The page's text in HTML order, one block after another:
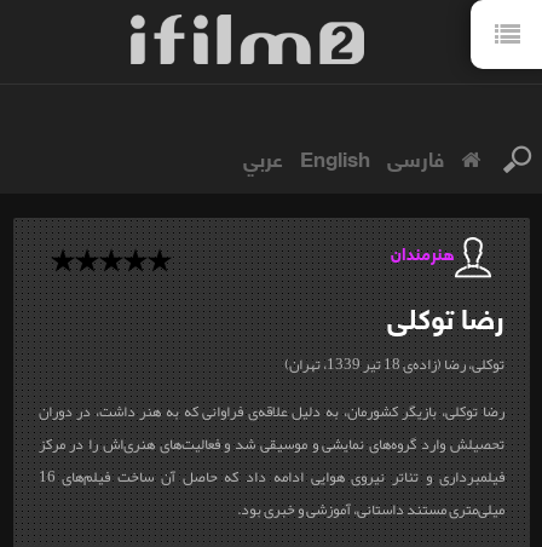
فارسی English عربي
هنرمندان
رضاتوکلی
توکلی، رضا (زاده‌ی 18 تیر 1339، تهران)
رضا توکلی، بازیگر کشورمان، به دلیل علاقه‌ی فراوانی که به هنر داشت، در دوران
تحصیلش وارد گروه‌های نمایشی و موسیقی شد و فعالیت‌های هنری‌اش را در مرکز
فیلمبرداری و تئاتر نیروی هوایی ادامه داد که حاصل آن ساخت فیلم‌های 16
میلی‌متری مستند داستانی، آموزشی و خبری بود.